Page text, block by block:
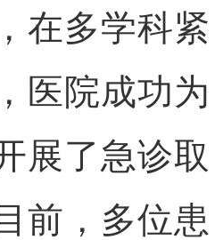
在多学科紧
医院成功为
展了急诊取
前，多位患